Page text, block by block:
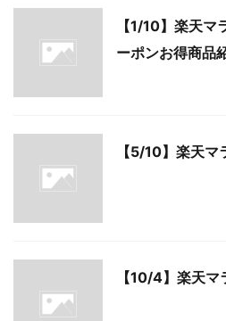
【1/10】楽天
ーポンお得商品
【5/10】楽天マ
【10/4】楽天マ